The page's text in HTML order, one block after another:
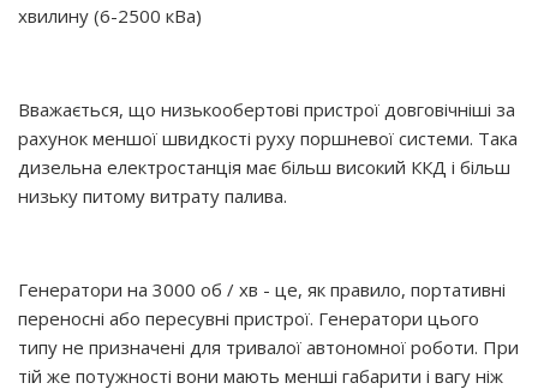
хвилину (6-2500 кВа)
Вважається, що низькообертові пристрої довговічніші за
рахунок меншої швидкості руху поршневої системи. Така
дизельна електростанція має більш високий ККД і більш
низьку питому витрату палива.
Генератори на 3000 об / хв - це, як правило, портативні
переносні або пересувні пристрої. Генератори цього
типу не призначені для тривалої автономної роботи. При
тій же потужності вони мають менші габарити і вагу ніж